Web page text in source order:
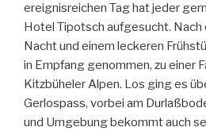
ereignisreichen Tag hat jeder
Hotel Tipotsch aufgesucht. Nach
Nacht und einem leckeren
in Empfang genommen, zu einer
Kitzbüheler Alpen. Los ging es
Gerlospass, vorbei am
und Umgebung bekommt auch